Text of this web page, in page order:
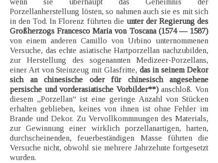
wenn sie überhaupt das Geheimnis der
Porzellanherstellung lösten, so nahmen auch sie es mit sich
in den Tod. In Florenz führten die unter der Regierung des
Großherzogs Francesco Maria von Toscana (1574 — 1587)
von einem anderen Camillo von Urbino unternommenen
Versuche, das echte asiatische Hartporzellan nachzubilden,
zur Herstellung des sogenannten Medizeer-Porzellans,
einer Art von Steinzeug mit Glasfritte, das in seinem Dekor
sich an chinesische oder für chinesisch angesehene
persische und vorderasiatische Vorbilder**)anschloß. Von
diesem „Porzellan“ ist eine geringe Anzahl von Stücken
erhalten geblieben, keines von ihnen ist ohne Fehler im
Brande und Dekor. Zu Vervollkommnungen des Materials,
zur Gewinnung einer wirklich porzellanartigen, harten,
durchscheinenden, feuerbeständigen Masse führten die
Versuche nicht, obwohl sie mehrere Jahrzehnte fortgesetzt
wurden.